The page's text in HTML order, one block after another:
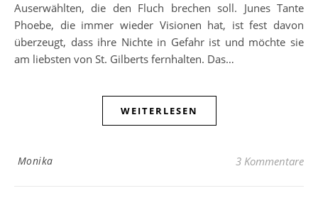
Auserwählten, die den Fluch brechen soll. Junes Tante
Phoebe, die immer wieder Visionen hat, ist fest davon
überzeugt, dass ihre Nichte in Gefahr ist und möchte sie
am liebsten von St. Gilberts fernhalten. Das…
WEITERLESEN
Monika 3 Kommentare